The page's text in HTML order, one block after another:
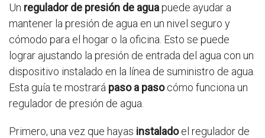
Un regulador de presión de aguapuede ayudar a
mantener la presión de agua en un nivel seguro y
cómodo para el hogar o la oficina. Esto se puede
lograr ajustando la presión de entrada del agua con un
dispositivo instalado en la línea de suministro de agua.
Esta guía te mostrará paso a pasocómo funciona un
regulador de presión de agua.
Primero, una vez que hayas instaladoel regulador de